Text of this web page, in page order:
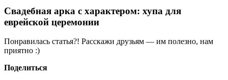
Свадебная арка с характером: хупа для
еврейской церемонии
Понравилась статья?! Расскажи друзьям — им полезно, нам
приятно :)
Поделиться